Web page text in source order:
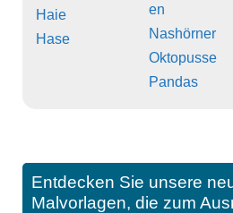
Haie
Hase
en
Nashörner
Oktopusse
Pandas
Entdecken Sie unsere
Malvorlagen, die zum